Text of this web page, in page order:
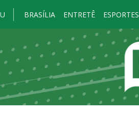
BRASÍLIA ENTRETÊ ESPORTES